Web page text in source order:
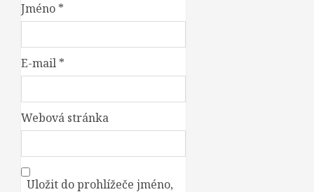
Jméno *
E-mail *
Webová stránka
Uložit do prohlížeče jméno,